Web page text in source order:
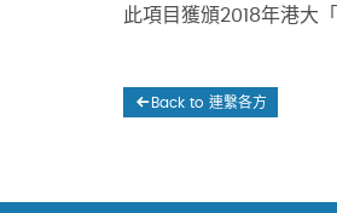
此項目獲頒2018年港大「
Back to 連繫各方